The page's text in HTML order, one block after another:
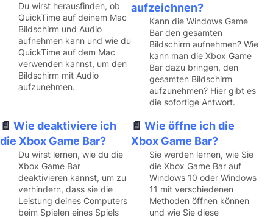
Du wirst herausfinden, ob
QuickTime auf deinem Mac
Bildschirm und Audio
aufnehmen kann und wie du
QuickTime auf dem Mac
verwenden kannst, um den
Bildschirm mit Audio
aufzunehmen.
aufzeichnen?
Kann die Windows Game
Bar den gesamten
Bildschirm aufnehmen? Wie
kann man die Xbox Game
Bar dazu bringen, den
gesamten Bildschirm
aufzunehmen? Hier gibt es
die sofortige Antwort.
Wie deaktiviere ich
die Xbox Game Bar?
Du wirst lernen, wie du die
Xbox Game Bar
deaktivieren kannst, um zu
verhindern, dass sie die
Leistung deines Computers
beim Spielen eines Spiels
Wie öffne ich die
Xbox Game Bar?
Sie werden lernen, wie Sie
die Xbox Game Bar auf
Windows 10 oder Windows
11 mit verschiedenen
Methoden öffnen können
und wie Sie diese